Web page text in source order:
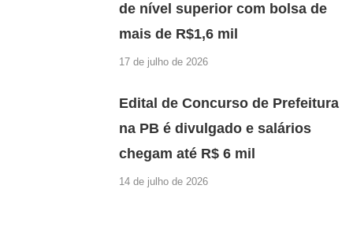
de nível superior com bolsa de
mais de R$1,6 mil
17 de julho de 2026
Edital de Concurso de Prefeitura
na PB é divulgado e salários
chegam até R$ 6 mil
14 de julho de 2026